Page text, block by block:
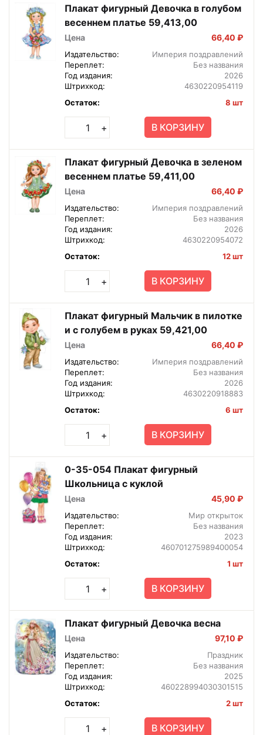
Плакат фигурный Девочка в голубом
весеннем платье 59,413,00
Цена 66,40 ₽
Издательство:
Империя поздравлений
Переплет:
Без названия
Год издания:
2026
Штрихкод:
4630220954119
Остаток:
8 шт
+ В КОРЗИНУ
Плакат фигурный Девочка в зеленом
весеннем платье 59,411,00
Цена 66,40 ₽
Издательство:
Империя поздравлений
Переплет:
Без названия
Год издания:
2026
Штрихкод:
4630220954072
Остаток:
12 шт
+ В КОРЗИНУ
Плакат фигурный Мальчик в пилотке
и с голубем в руках 59,421,00
Цена 66,40 ₽
Издательство:
Империя поздравлений
Переплет:
Без названия
Год издания:
2026
Штрихкод:
4630220918883
Остаток:
6 шт
+ В КОРЗИНУ
0-35-054 Плакат фигурный
Школьница с куклой
Цена 45,90 ₽
Издательство:
Мир открыток
Переплет:
Без названия
Год издания:
2023
Штрихкод:
460701275989400054
Остаток:
1 шт
+ В КОРЗИНУ
Плакат фигурный Девочка весна
Цена 97,10 ₽
Издательство:
Праздник
Переплет:
Без названия
Год издания:
2025
Штрихкод:
460228994030301515
Остаток:
2 шт
+ В КОРЗИНУ